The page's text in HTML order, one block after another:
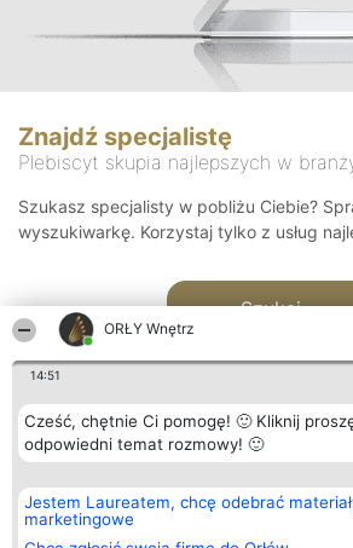
ORŁY Wnętrz
14:51
Cześć, chętnie Ci pomogę! 🙂 Kliknij
odpowiedni temat rozmowy! 🙂
Jestem Laureatem, chcę odebrać
marketingowe
Znajdź specjalistę
Plebiscyt skupia najlepszych w
Szukasz specjalisty w pobliżu Ciebie?
wyszukiwarkę. Korzystaj tylko z usług
Szukaj
Organizator plebiscytu
Bright Side Solutions sp. z o.
o. sp. k.
ul. Ruska 22
Plebiscyt
Laureaci
wszystkich